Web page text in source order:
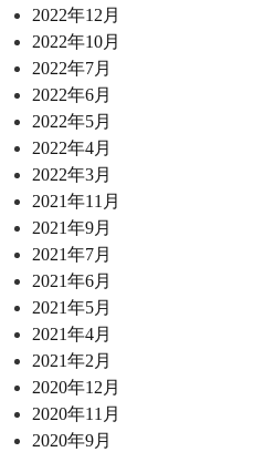
2022年12月
2022年10月
2022年7月
2022年6月
2022年5月
2022年4月
2022年3月
2021年11月
2021年9月
2021年7月
2021年6月
2021年5月
2021年4月
2021年2月
2020年12月
2020年11月
2020年9月